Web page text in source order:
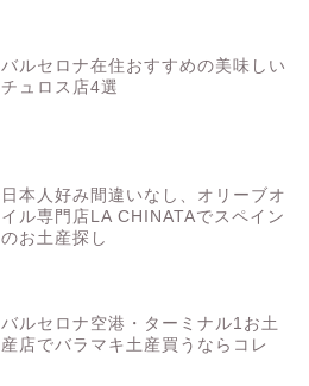
バルセロナ在住おすすめの美味しい
チュロス店4選
日本人好み間違いなし、オリーブオ
イル専門店LA CHINATAでスペイン
のお土産探し
バルセロナ空港・ターミナル1お土
産店でバラマキ土産買うならコレ